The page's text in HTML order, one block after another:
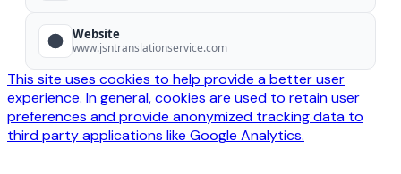
Website
www.jsntranslationservice.com
This site uses cookies to help provide a better user
experience. In general, cookies are used to retain user
preferences and provide anonymized tracking data to
third party applications like Google Analytics.